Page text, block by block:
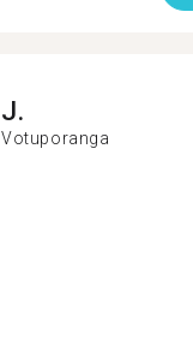
J.
Votuporanga